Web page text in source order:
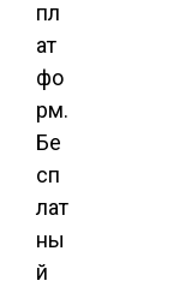
пл
ат
фо
рм.
Бе
сп
лат
ны
й